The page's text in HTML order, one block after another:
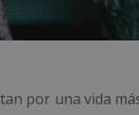
por una vida